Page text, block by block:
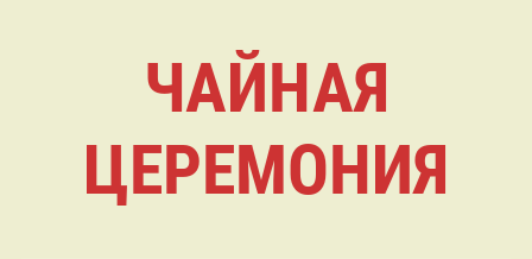
ЧАЙНАЯ
ЦЕРЕМОНИЯ